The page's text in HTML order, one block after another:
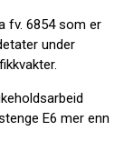
fv. 6854 som er
under
E6 mer enn